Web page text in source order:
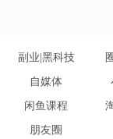
副业|黑科技
自媒体
闲鱼课程
朋友圈